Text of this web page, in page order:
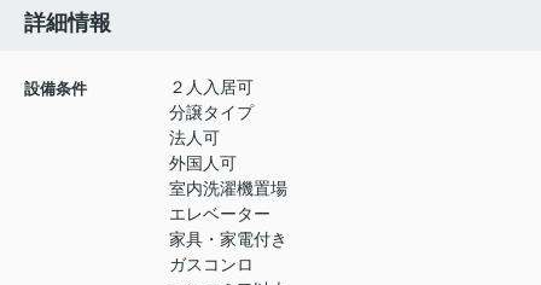
詳細情報
設備条件
２人入居可
分譲タイプ
法人可
外国人可
室内洗濯機置場
エレベーター
家具・家電付き
ガスコンロ